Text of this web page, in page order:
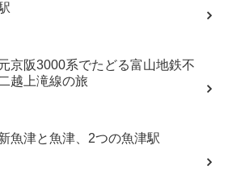
京阪3000系でたどる富山地鉄不
二越上滝線の旅
魚津と魚津、2つの魚津駅